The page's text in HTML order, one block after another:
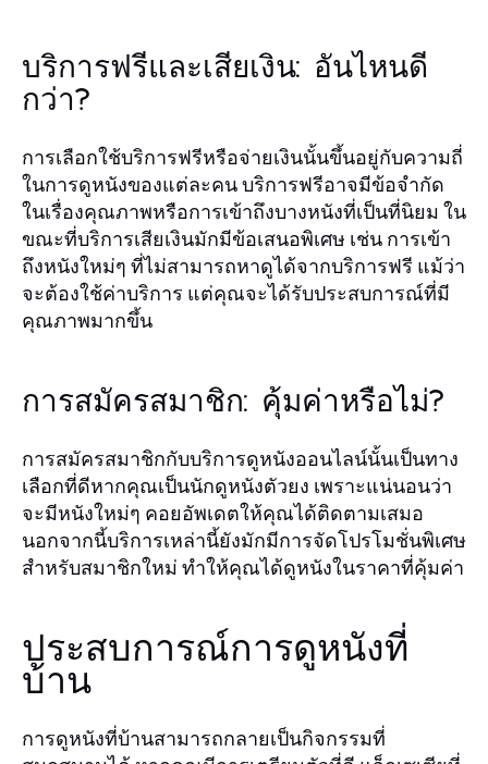
บริการฟรีและเสียเงิน: อันไหนดี
กว่า?
การเลือกใช้บริการฟรีหรือจ่ายเงินนั้นขึ้นอยู่กับความถี่
ในการดูหนังของแต่ละคน บริการฟรีอาจมีข้อจำกัด
ในเรื่องคุณภาพหรือการเข้าถึงบางหนังที่เป็นที่นิยม ใน
ขณะที่บริการเสียเงินมักมีข้อเสนอพิเศษ เช่น การเข้า
ถึงหนังใหม่ๆ ที่ไม่สามารถหาดูได้จากบริการฟรี แม้ว่า
จะต้องใช้ค่าบริการ แต่คุณจะได้รับประสบการณ์ที่มี
คุณภาพมากขึ้น
การสมัครสมาชิก: คุ้มค่าหรือไม่?
การสมัครสมาชิกกับบริการดูหนังออนไลน์นั้นเป็นทาง
เลือกที่ดีหากคุณเป็นนักดูหนังตัวยง เพราะแน่นอนว่า
จะมีหนังใหม่ๆ คอยอัพเดตให้คุณได้ติดตามเสมอ
นอกจากนี้บริการเหล่านี้ยังมักมีการจัดโปรโมชั่นพิเศษ
สำหรับสมาชิกใหม่ ทำให้คุณได้ดูหนังในราคาที่คุ้มค่า
ประสบการณ์การดูหนังที่
บ้าน
การดูหนังที่บ้านสามารถกลายเป็นกิจกรรมที่